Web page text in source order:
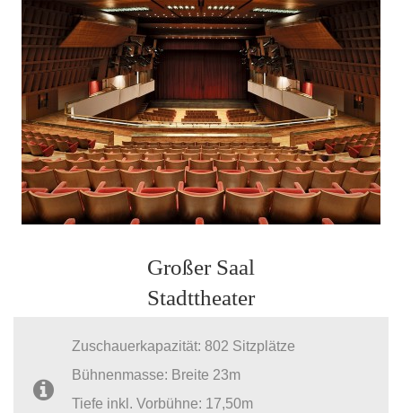
Großer Saal
Stadttheater
Zuschauerkapazität: 802 Sitzplätze
Bühnenmasse: Breite 23m
Tiefe inkl. Vorbühne: 17,50m